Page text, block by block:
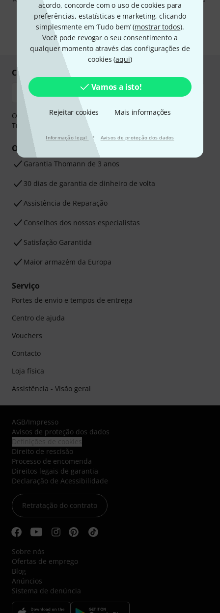
acordo, concorde com o uso de cookies para
preferências, estatísticas e marketing, clicando
simplesmente em ‘Tudo bem’ (mostrar todos).
Você pode revogar o seu consentimento a
qualquer momento através das configurações de
cookies (aqui)
Vamos a isto!
Rejeitar cookies Mais informações
Informação legal · Avisos de proteção dos dados
e-mail. Posso cancelar a assinatura a qualquer momento. Você pode
encontrar mais informações sobre a newsletter na nossadiretriz de
proteção de dados
* Requeridos
Compre e pague em segurança
O pagamento pode ser feito de forma segura através de
Transferência bancária, PayPal ou Cartão de crédito.
Os seus benefícios
Garantia Thomann de 3 anos
30 dias de garantia de dinheiro de volta
Assistência de Reparação
Conselhos dos nossos especialistas
Satisfação Garantida
Maior armazém da Europa
Serviço
Portes de envio e tempos de entrega
Centro de ajuda
Vouchers
Contacto
Loja física
Assistência - Visão geral
AGB/Impresso
Avisos de proteção dos dados
Direito de rescisão
Processo de encomenda
Direitos legais de garantia
Declaração de Acessibilidade
Retratação do contrato
Sobre nós
Ofertas de emprego
Blog
Anúncios
Sistema de denúncia